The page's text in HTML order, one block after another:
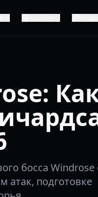
босса Windrose
атак, подготовке